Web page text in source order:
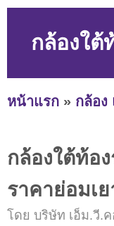
กล้องใต้
หน้าแรก » กล้อง
กล้องใต้ท้อ
ราคาย่อมเย
โดย บริษัท เอ็ม.วี.